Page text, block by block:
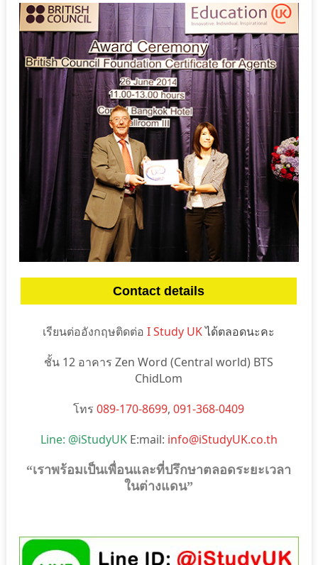
Contact details
เรียนต่ออังกฤษติดต่อI Study UKได้ตลอดนะคะ
ชั้น 12 อาคาร Zen Word (Central world) BTS
ChidLom
โทร089-170-8699,091-368-0409
Line: @iStudyUKE:mail: info@iStudyUK.co.th
“เราพร้อมเป็นเพื่อนและที่ปรึกษาตลอดระยะเวลา
ในต่างแดน”